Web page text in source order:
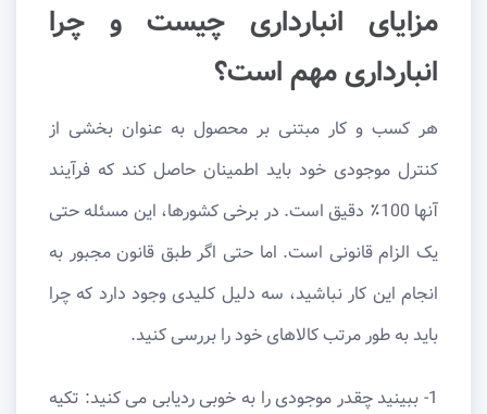
مزایای انبارداری چیست و چرا
انبارداری مهم است؟
هر کسب و کار مبتنی بر محصول به عنوان بخشی از
کنترل موجودی خود باید اطمینان حاصل کند که فرآیند
آنها 100٪ دقیق است. در برخی کشورها، این مسئله حتی
یک الزام قانونی است. اما حتی اگر طبق قانون مجبور به
انجام این کار نباشید، سه ​​دلیل کلیدی وجود دارد که چرا
باید به طور مرتب کالاهای خود را بررسی کنید.
1- ببینید چقدر موجودی را به خوبی ردیابی می کنید: تکیه